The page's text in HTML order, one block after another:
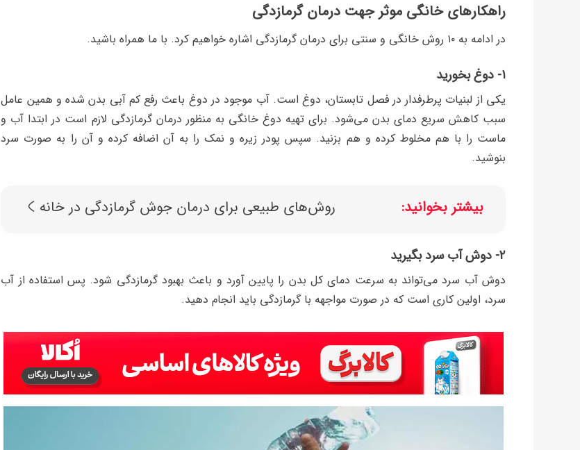
راهکارهای خانگی موثر جهت درمان گرمازدگی
در ادامه به ۱۰ روش خانگی و سنتی برای درمان گرمازدگی اشاره خواهیم کرد. با ما همراه باشید.
۱- دوغ بخورید
یکی از لبنیات پرطرفدار در فصل تابستان، دوغ است. آب موجود در دوغ باعث رفع کم آبی بدن شده و همین عامل
سبب کاهش سریع دمای بدن می‌شود. برای تهیه دوغ خانگی به منظور درمان گرمازدگی لازم است در ابتدا آب و
ماست را با هم مخلوط کرده و هم بزنید. سپس پودر زیره و نمک را به آن اضافه کرده و آن را به صورت سرد
بنوشید.
بیشتر بخوانید: روش‌های طبیعی برای درمان جوش گرمازدگی در خانه
۲- دوش آب سرد بگیرید
دوش آب سرد می‌تواند به سرعت دمای کل بدن را پایین آورد و باعث بهبود گرمازدگی شود. پس استفاده از آب
سرد، اولین کاری است که در صورت مواجهه با گرمازدگی باید انجام دهید.